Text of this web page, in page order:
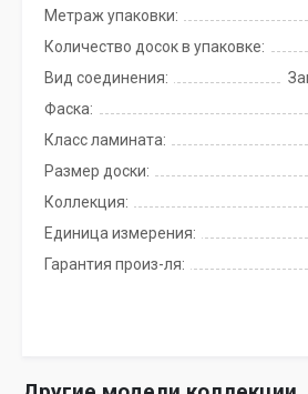
Метраж упаковки:
Количество досок в упаковке:
Вид соединения:
Фаска:
Класс ламината:
Размер доски:
Коллекция:
Единица измерения:
Гарантия произ-ля: